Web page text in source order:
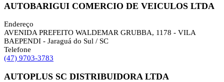
AUTOBARIGUI COMERCIO DE VEICULOS LTDA
Endereço
AVENIDA PREFEITO WALDEMAR GRUBBA, 1178 - VILA
BAEPENDI - Jaraguá do Sul / SC
Telefone
(47) 9703-3783
AUTOPLUS SC DISTRIBUIDORA LTDA